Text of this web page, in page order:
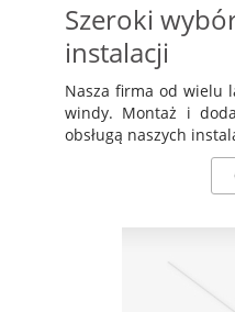
Szeroki
instalacji
Nasza firma od wielu
windy. Montaż i
obsługą naszych